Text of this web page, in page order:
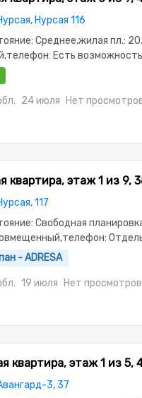
Нурсая 116
Среднее,жилая пл.:
Есть
24 июля Нет
квартира, этаж 1 из 9,
117
Свободная
- ADRESA
19 июля Нет просмотров
квартира, этаж 1 из 5,
3, 37